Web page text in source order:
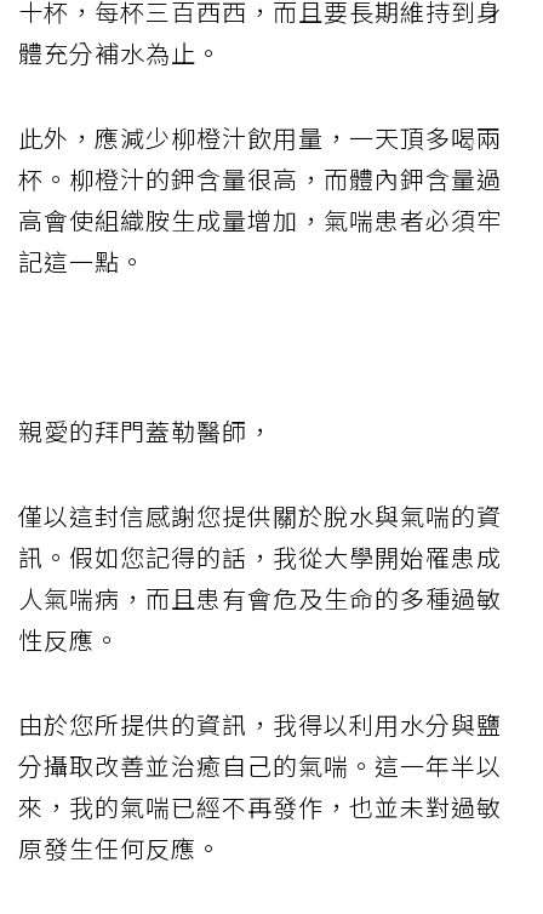
十杯，每杯三百西西，而且要長期維持到身
體充分補水為止。
此外，應減少柳橙汁飲用量，一天頂多喝兩
杯。柳橙汁的鉀含量很高，而體內鉀含量過
高會使組織胺生成量增加，氣喘患者必須牢
記這一點。
親愛的拜門蓋勒醫師，
僅以這封信感謝您提供關於脫水與氣喘的資
訊。假如您記得的話，我從大學開始罹患成
人氣喘病，而且患有會危及生命的多種過敏
性反應。
由於您所提供的資訊，我得以利用水分與鹽
分攝取改善並治癒自己的氣喘。這一年半以
來，我的氣喘已經不再發作，也並未對過敏
原發生任何反應。